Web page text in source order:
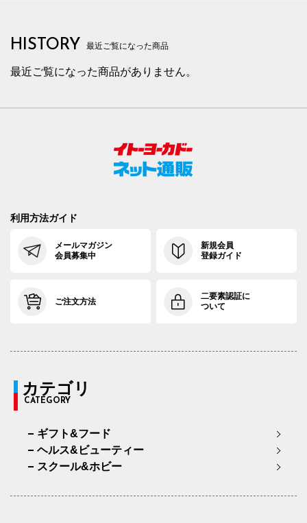
HISTORY 最近ご覧になった商品
最近ご覧になった商品がありません。
利用方法ガイド
メールマガジン
会員募集中
新規会員
登録ガイド
ご注文方法
二要素認証に
ついて
カテゴリ
CATEGORY
ギフト&フード
ヘルス&ビューティー
スクール&ホビー